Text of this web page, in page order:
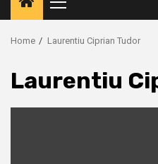
Primary
Menu
Home Laurentiu Ciprian Tudor
Laurentiu